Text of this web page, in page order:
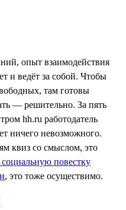
опыт взаимодействия
и ведёт за собой. Чтобы
там готовы
— решительно. За пять
hh.ru работодатель
ничего невозможного.
квиз со смыслом, это
социальную повестку
, это тоже осуществимо.